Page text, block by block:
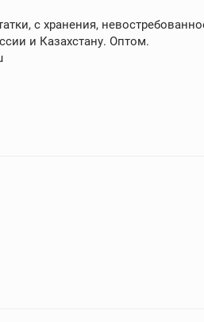
с хранения,
и Казахстану. Оптом.